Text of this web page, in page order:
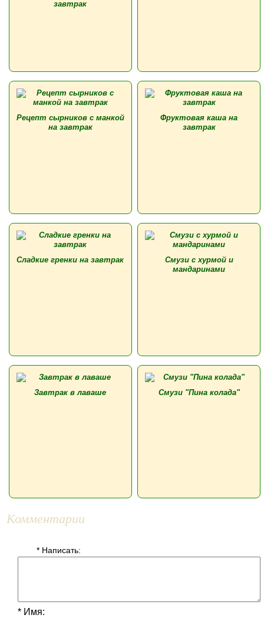
завтрак
Рецепт сырников с манкой
на завтрак
Фруктовая каша на
завтрак
Сладкие гренки на завтрак
Смузи с хурмой и
мандаринами
Завтрак в лаваше Смузи "Пина колада"
Комментарии
* Написать:
* Имя: